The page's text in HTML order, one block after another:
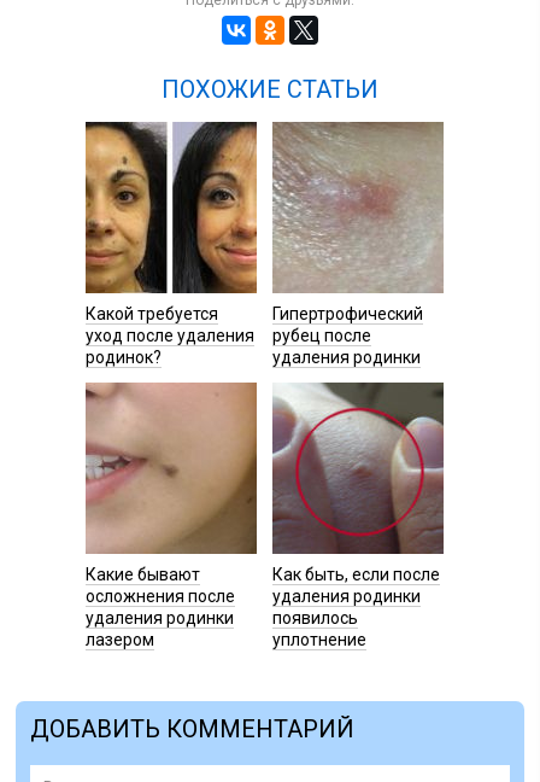
ПОХОЖИЕ СТАТЬИ
Какой требуется
уход после удаления
родинок?
Гипертрофический
рубец после
удаления родинки
Какие бывают
осложнения после
удаления родинки
лазером
Как быть, если после
удаления родинки
появилось
уплотнение
ДОБАВИТЬ КОММЕНТАРИЙ